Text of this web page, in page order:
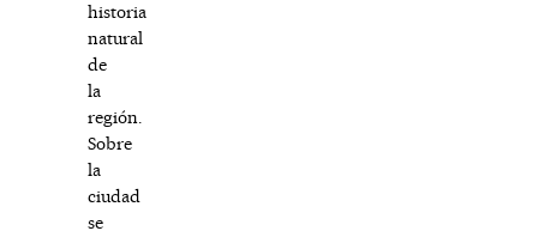
historia
natural
de
la
región.
Sobre
la
ciudad
se